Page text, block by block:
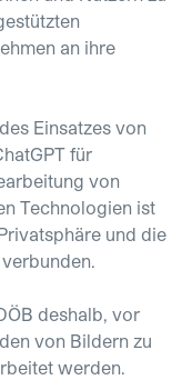
an ihre
Einsatzes von
für
von
Technologien ist
und die
deshalb, vor
von Bildern zu
werden.